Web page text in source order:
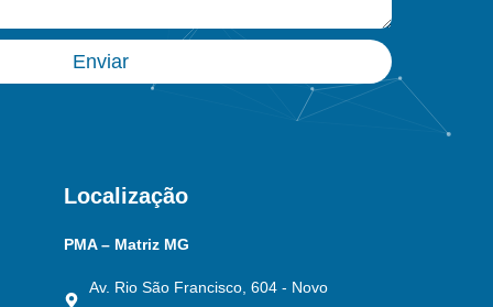
Enviar
Localização
PMA – Matriz MG
Av. Rio São Francisco, 604 - Novo